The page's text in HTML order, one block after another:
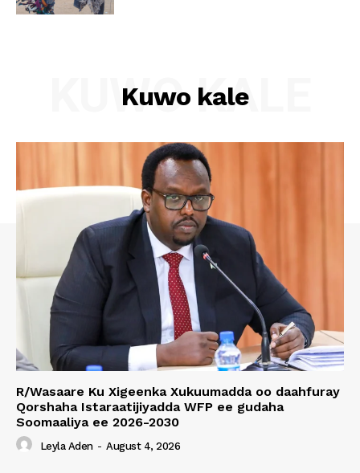
Kuwo kale
KUWO KALE
R/Wasaare Ku Xigeenka Xukuumadda oo daahfuray
Qorshaha Istaraatijiyadda WFP ee gudaha
Soomaaliya ee 2026-2030
Leyla Aden - August 4, 2026